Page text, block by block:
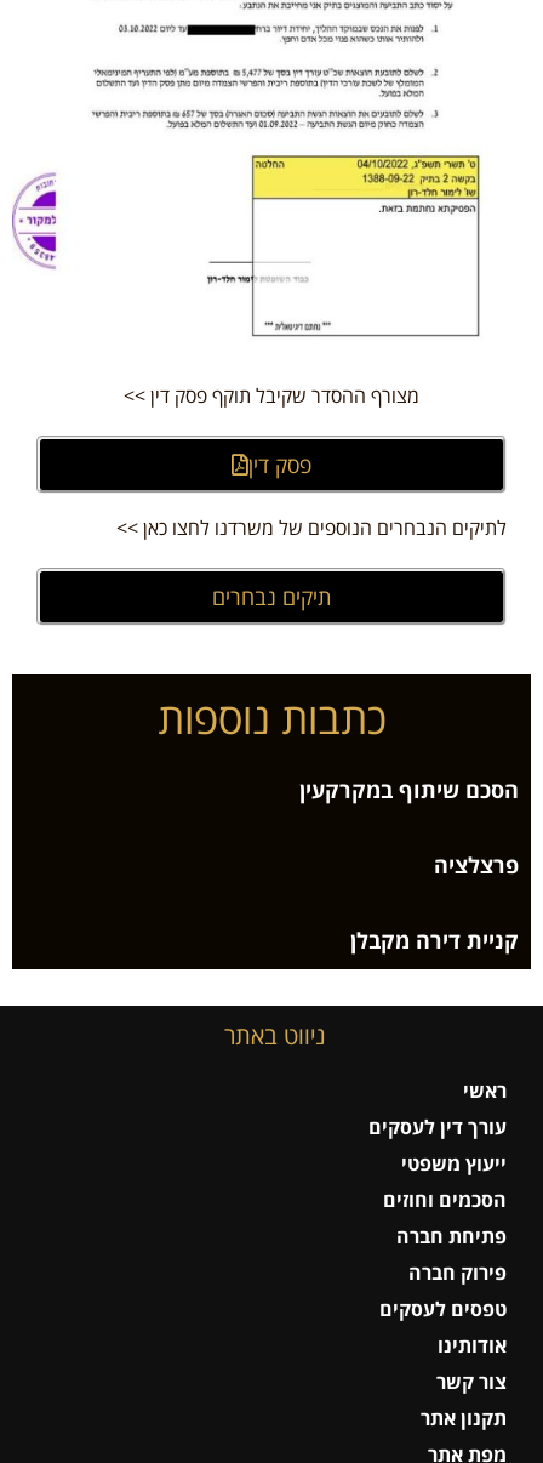
מצורף ההסדר שקיבל תוקף פסק דין >>
פסק דין
לתיקים הנבחרים הנוספים של משרדנו לחצו כאן >>
תיקים נבחרים
כתבות נוספות
הסכם שיתוף במקרקעין
פרצלציה
קניית דירה מקבלן
ניווט באתר
ראשי
עורך דין לעסקים
ייעוץ משפטי
הסכמים וחוזים
פתיחת חברה
פירוק חברה
טפסים לעסקים
אודותינו
צור קשר
תקנון אתר
מפת אתר